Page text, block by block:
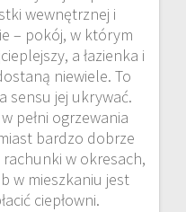
wewnętrznej i
– pokój, w którym
a łazienka i
niewiele. To
sensu jej ukrywać.
pełni ogrzewania
bardzo dobrze
w okresach,
w mieszkaniu jest
ciepłowni.